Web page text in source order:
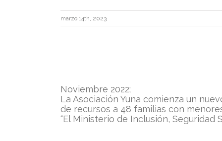
#DiaMundialAutismo2023
Uncategorized
marzo 14th, 2023
Noviembre 2022;
La Asociación Yuna comienza un
de recursos a 48 familias con
“El Ministerio de Inclusión, Seguridad